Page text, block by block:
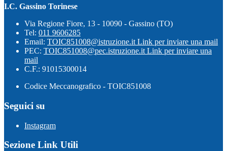
I.C. Gassino Torinese
Via Regione Fiore, 13 - 10090 - Gassino (TO)
Tel: 011 9606285
Email: TOIC851008@istruzione.it Link per inviare una mail
PEC: TOIC851008@pec.istruzione.it Link per inviare una
mail
C.F.: 91015300014
Codice Meccanografico - TOIC851008
Seguici su
Instagram
Sezione Link Utili